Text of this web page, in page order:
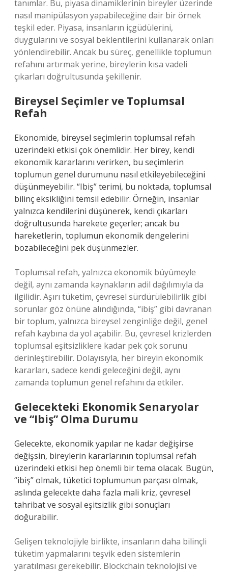
tanımlar. Bu, piyasa dinamiklerinin bireyler üzerinde
nasıl manipülasyon yapabileceğine dair bir örnek
teşkil eder. Piyasa, insanların içgüdülerini,
duygularını ve sosyal beklentilerini kullanarak onları
yönlendirebilir. Ancak bu süreç, genellikle toplumun
refahını artırmak yerine, bireylerin kısa vadeli
çıkarları doğrultusunda şekillenir.
Bireysel Seçimler ve Toplumsal
Refah
Ekonomide, bireysel seçimlerin toplumsal refah
üzerindeki etkisi çok önemlidir. Her birey, kendi
ekonomik kararlarını verirken, bu seçimlerin
toplumun genel durumunu nasıl etkileyebileceğini
düşünmeyebilir. “Ibiş” terimi, bu noktada, toplumsal
bilinç eksikliğini temsil edebilir. Örneğin, insanlar
yalnızca kendilerini düşünerek, kendi çıkarları
doğrultusunda harekete geçerler; ancak bu
hareketlerin, toplumun ekonomik dengelerini
bozabileceğini pek düşünmezler.
Toplumsal refah, yalnızca ekonomik büyümeyle
değil, aynı zamanda kaynakların adil dağılımıyla da
ilgilidir. Aşırı tüketim, çevresel sürdürülebilirlik gibi
sorunlar göz önüne alındığında, “ibiş” gibi davranan
bir toplum, yalnızca bireysel zenginliğe değil, genel
refah kaybına da yol açabilir. Bu, çevresel krizlerden
toplumsal eşitsizliklere kadar pek çok sorunu
derinleştirebilir. Dolayısıyla, her bireyin ekonomik
kararları, sadece kendi geleceğini değil, aynı
zamanda toplumun genel refahını da etkiler.
Gelecekteki Ekonomik Senaryolar
ve “Ibiş” Olma Durumu
Gelecekte, ekonomik yapılar ne kadar değişirse
değişsin, bireylerin kararlarının toplumsal refah
üzerindeki etkisi hep önemli bir tema olacak. Bugün,
“ibiş” olmak, tüketici toplumunun parçası olmak,
aslında gelecekte daha fazla mali kriz, çevresel
tahribat ve sosyal eşitsizlik gibi sonuçları
doğurabilir.
Gelişen teknolojiyle birlikte, insanların daha bilinçli
tüketim yapmalarını teşvik eden sistemlerin
yaratılması gerekebilir. Blockchain teknolojisi ve